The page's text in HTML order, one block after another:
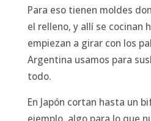
Para eso tienen moldes
el relleno, y allí se cocinan
empiezan a girar con los
Argentina usamos para
todo.
En Japón cortan hasta un